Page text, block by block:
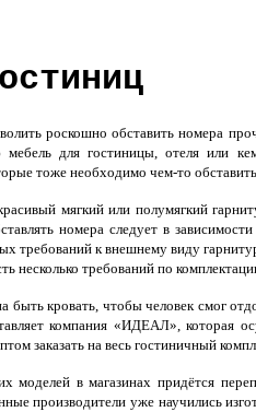
роскошно обставить номера
мебель для гостиницы, отеля или
тоже необходимо чем-то
мягкий или полумягкий
номера следует в
требований к внешнему виду
несколько требований по
быть кровать, чтобы человек смог
компания «ИДЕАЛ», которая
заказать на весь гостиничный
в магазинах придётся
производители уже научились